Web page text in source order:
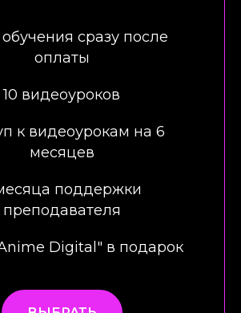
сразу после
оплаты
10 видеоуроков
к видеоурокам на 6
месяцев
поддержки
преподавателя
Digital" в подарок